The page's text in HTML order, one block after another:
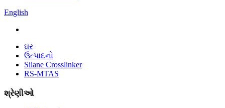
English
ઘર
ઉત્પાદનો
Silane Crosslinker
RS-MTAS
શ્રેણીઓ